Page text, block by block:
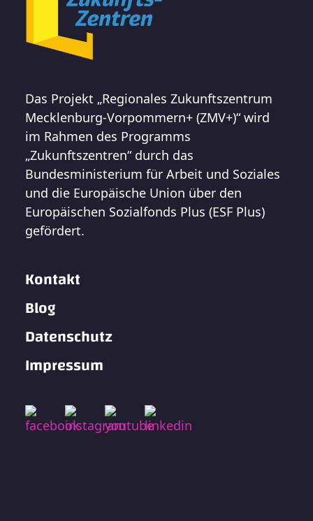
Das Projekt „Regionales Zukunftszentrum
Mecklenburg-Vorpommern+ (ZMV+)“ wird
im Rahmen des Programms
„Zukunftszentren“ durch das
Bundesministerium für Arbeit und Soziales
und die Europäische Union über den
Europäischen Sozialfonds Plus (ESF Plus)
gefördert.
Kontakt
Blog
Datenschutz
Impressum